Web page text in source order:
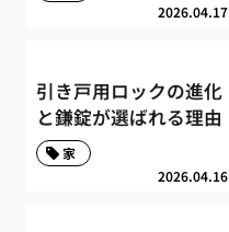
2026.04.17
引き戸用ロックの進化
と鎌錠が選ばれる理由
2026.04.16
家